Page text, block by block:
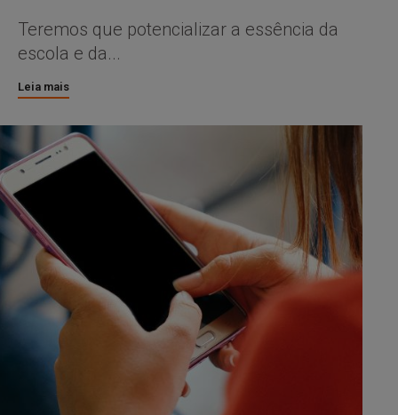
Teremos que potencializar a essência da
escola e da...
Leia mais